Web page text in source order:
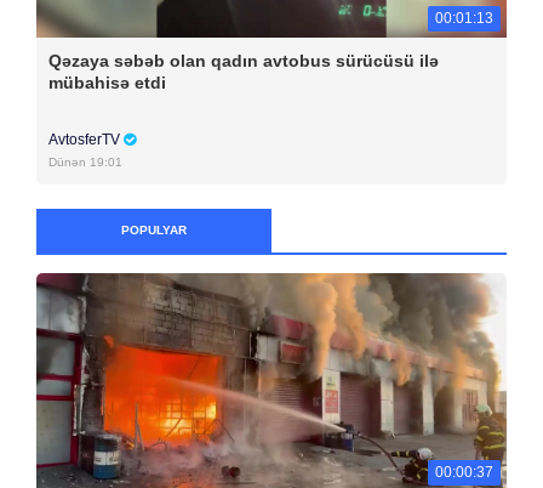
00:01:13
Qəzaya səbəb olan qadın avtobus sürücüsü ilə
mübahisə etdi
AvtosferTV
Dünən 19:01
POPULYAR
00:00:37